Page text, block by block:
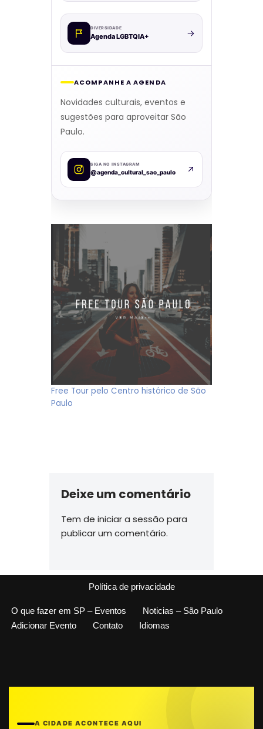
DIVERSIDADE
Agenda LGBTQIA+
ACOMPANHE A AGENDA
Novidades culturais, eventos e
sugestões para aproveitar São
Paulo.
SIGA NO INSTAGRAM
@agenda_cultural_sao_paulo
Free Tour pelo Centro histórico de São
Paulo
Deixe um comentário
Tem de iniciar a sessão para
publicar um comentário.
Política de privacidade
O que fazer em SP – Eventos
Noticias – São Paulo
Adicionar Evento
Contato Idiomas
A CIDADE ACONTECE AQUI